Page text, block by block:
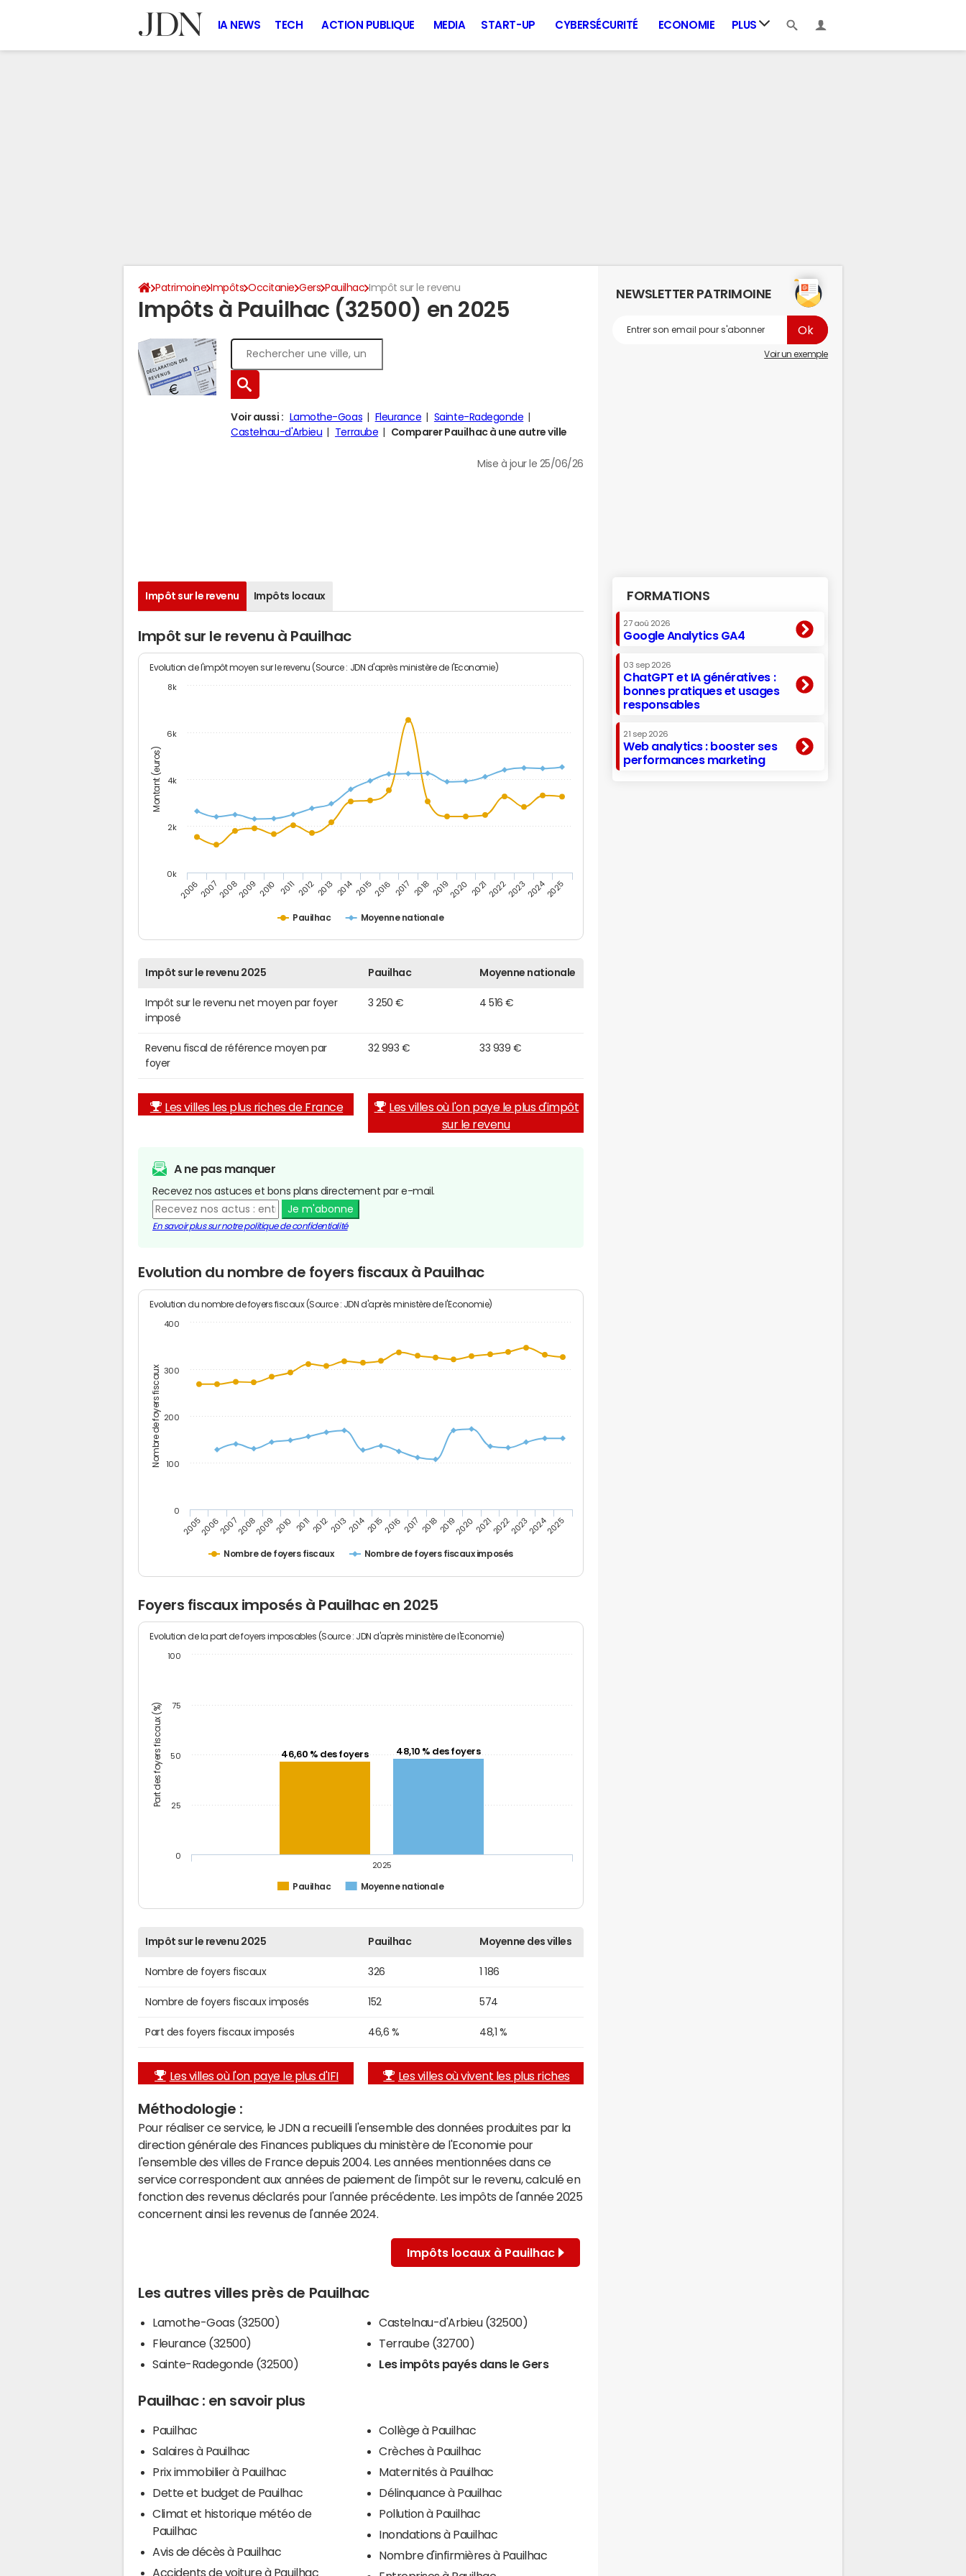
IA NEWS TECH ACTION PUBLIQUE MEDIA START-UP CYBERSÉCURITÉ ECONOMIE PLUS
Patrimoine Impôts Occitanie Gers Pauilhac Impôt sur le revenu
Impôts à Pauilhac (32500) en 2025
Voir aussi : Lamothe-Goas Fleurance
Sainte-Radegonde
Castelnau-d'Arbieu
Terraube Comparer Pauilhac à une autre ville
Mise à jour le 25/06/26
Impôt sur le revenu Impôts locaux
Impôt sur le revenu à Pauilhac
Montant (euros)
Evolution de l'impôt moyen sur le revenu (Source : JDN d'après ministère de l'Economie)
Pauilhac Moyenne nationale
20062007200820092010 2011 20122013 201420152016 2017 201820192020 20212022202320242025
0k
2k
4k
6k
8k
Impôt sur le revenu 2025 Pauilhac Moyenne nationale
Impôt sur le revenu net moyen par foyer
imposé
3 250 € 4 516 €
Revenu fiscal de référence moyen par
foyer
32 993 € 33 939 €
Les villes les plus riches de France
Les villes où l'on paye le plus d'impôt
sur le revenu
A ne pas manquer
Recevez nos astuces et bons plans directement par e-mail.
Je m'abonne
En savoir plus sur notre politique de confidentialité
Evolution du nombre de foyers fiscaux à Pauilhac
Nombre de foyers fiscaux
Evolution du nombre de foyers fiscaux (Source : JDN d'après ministère de l'Economie)
Nombre de foyers fiscaux Nombre de foyers fiscaux imposés
200520062007200820092010 201120122013201420152016 2017 20182019202020212022202320242025
0
100
200
300
400
Foyers fiscaux imposés à Pauilhac en 2025
Part des foyers fiscaux (%)
Evolution de la part de foyers imposables (Source : JDN d'après ministère de l'Economie)
46,60 % des foyers 48,10 % des foyers
Pauilhac Moyenne nationale
2025
0
25
50
75
100
Impôt sur le revenu 2025 Pauilhac Moyenne des villes
Nombre de foyers fiscaux 326 1 186
Nombre de foyers fiscaux imposés 152 574
Part des foyers fiscaux imposés 46,6 % 48,1 %
Les villes où l'on paye le plus d'IFI Les villes où vivent les plus riches
Méthodologie :
Pour réaliser ce service, le JDN a recueilli l'ensemble des données produites par la
direction générale des Finances publiques du ministère de l'Economie pour
l'ensemble des villes de France depuis 2004. Les années mentionnées dans ce
service correspondent aux années de paiement de l'impôt sur le revenu, calculé en
fonction des revenus déclarés pour l'année précédente. Les impôts de l'année 2025
concernent ainsi les revenus de l'année 2024.
Impôts locaux à Pauilhac
Les autres villes près de Pauilhac
Lamothe-Goas (32500)
Fleurance (32500)
Sainte-Radegonde (32500)
Castelnau-d'Arbieu (32500)
Terraube (32700)
Les impôts payés dans le Gers
Pauilhac : en savoir plus
Pauilhac
Salaires à Pauilhac
Prix immobilier à Pauilhac
Dette et budget de Pauilhac
Climat et historique météo de
Pauilhac
Avis de décès à Pauilhac
Accidents de voiture à Pauilhac
Collège à Pauilhac
Crèches à Pauilhac
Maternités à Pauilhac
Délinquance à Pauilhac
Pollution à Pauilhac
Inondations à Pauilhac
Nombre d'infirmières à Pauilhac
NEWSLETTER PATRIMOINE
Voir un exemple
FORMATIONS
27 aoû 2026
Google Analytics GA4
03 sep 2026
ChatGPT et IA génératives :
bonnes pratiques et usages
responsables
21 sep 2026
Web analytics : booster ses
performances marketing